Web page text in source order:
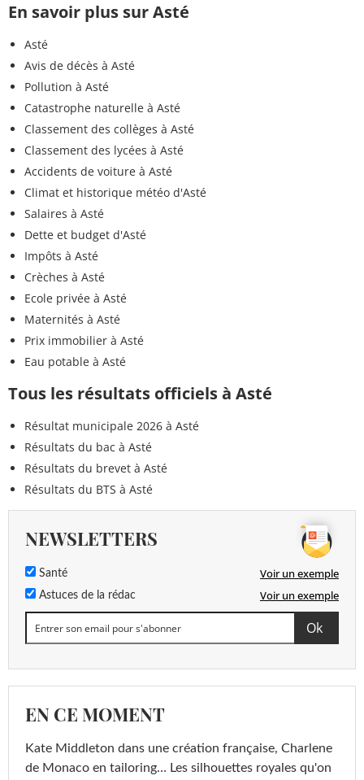
En savoir plus sur Asté
Asté
Avis de décès à Asté
Pollution à Asté
Catastrophe naturelle à Asté
Classement des collèges à Asté
Classement des lycées à Asté
Accidents de voiture à Asté
Climat et historique météo d'Asté
Salaires à Asté
Dette et budget d'Asté
Impôts à Asté
Crèches à Asté
Ecole privée à Asté
Maternités à Asté
Prix immobilier à Asté
Eau potable à Asté
Tous les résultats officiels à Asté
Résultat municipale 2026 à Asté
Résultats du bac à Asté
Résultats du brevet à Asté
Résultats du BTS à Asté
NEWSLETTERS
Santé Voir un exemple
Astuces de la rédac Voir un exemple
EN CE MOMENT
Kate Middleton dans une création française, Charlene
de Monaco en tailoring… Les silhouettes royales qu'on